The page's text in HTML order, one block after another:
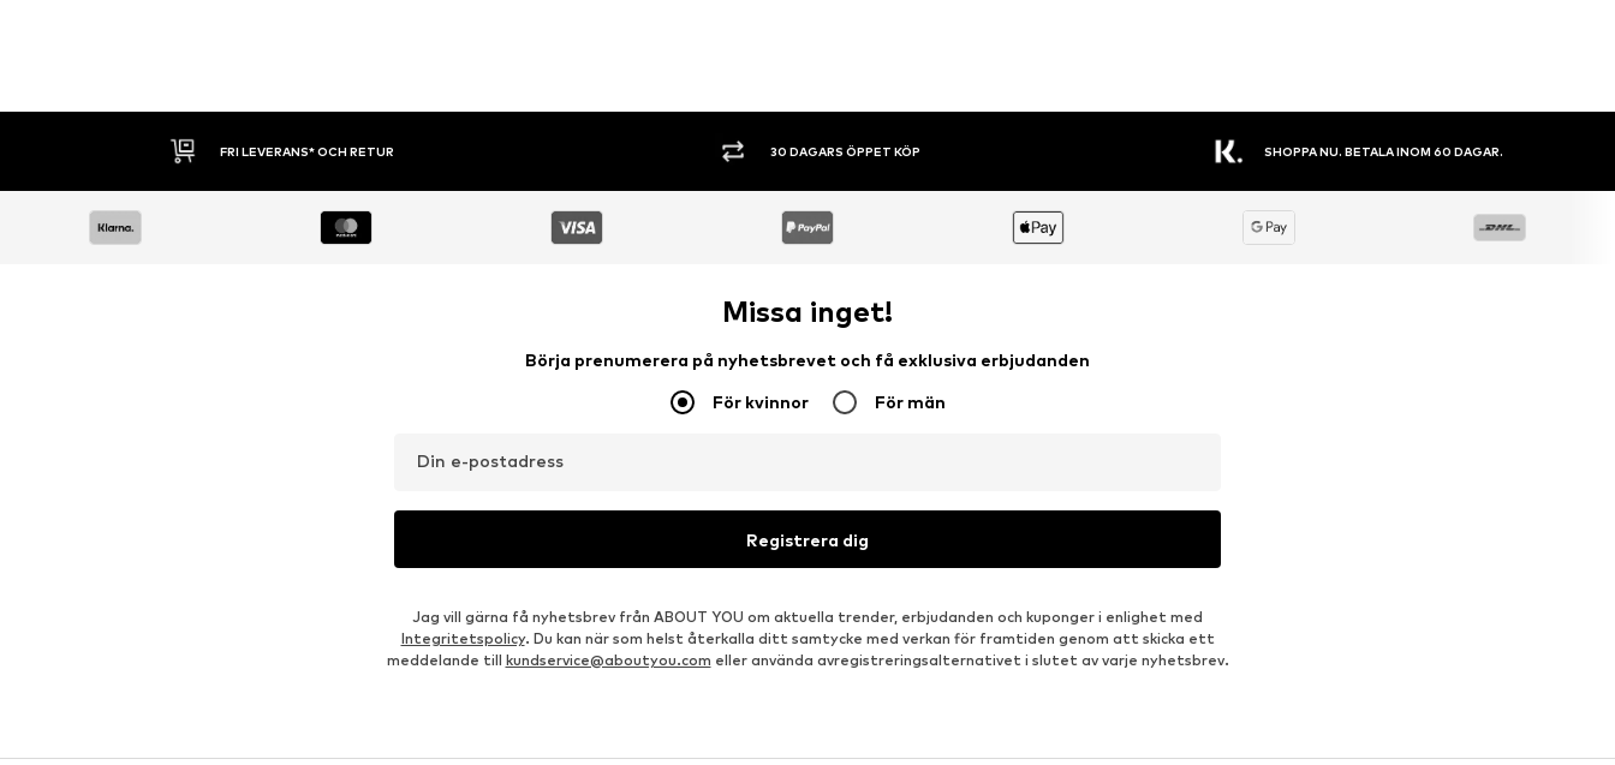
30 DAGARS ÖPPET KÖP SHOPPA NU. BETALA INOM 60 DAGAR. STORT SORTIMENT
Missa inget!
Börja prenumerera på nyhetsbrevet och få exklusiva erbjudanden
För kvinnor För män
Din e-postadress
Registrera dig
Jag vill gärna få nyhetsbrev från ABOUT YOU om aktuella trender, erbjudanden och kuponger i enlighet med
Integritetspolicy. Du kan när som helst återkalla ditt samtycke med verkan för framtiden genom att skicka ett
meddelande till kundservice@aboutyou.com eller använda avregistreringsalternativet i slutet av varje nyhetsbrev.